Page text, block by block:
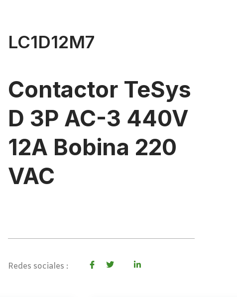
LC1D12M7
Contactor TeSys
D 3P AC-3 440V
12A Bobina 220
VAC
Redes sociales :